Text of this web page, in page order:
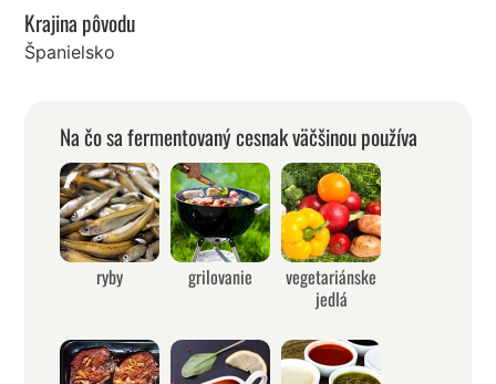
Krajina pôvodu
Španielsko
Na čo sa fermentovaný cesnak väčšinou používa
ryby grilovanie
vegetariánske
jedlá